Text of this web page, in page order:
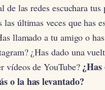
de las redes escuchara tus
las últimas veces que has
llamado a tu amigo o
¿Has dado una
vídeos de YouTube? ¿Has
o la has levantado?